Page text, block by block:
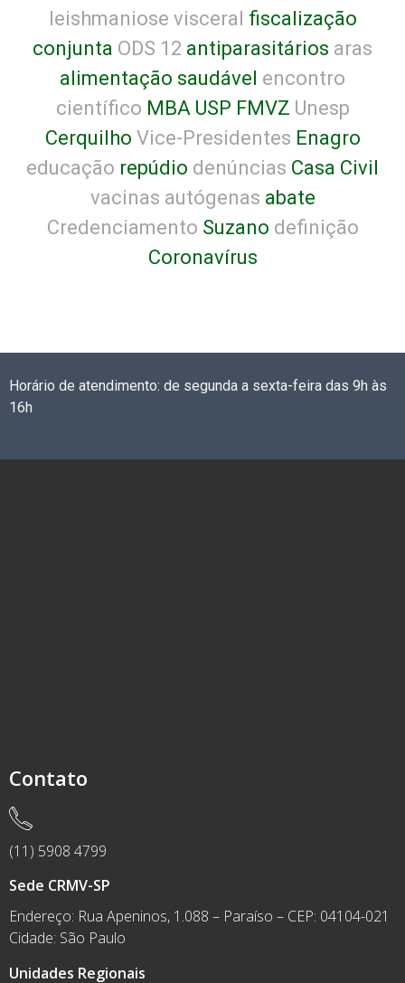
leishmaniose visceral fiscalização
conjunta ODS 12 antiparasitários aras
alimentação saudável encontro
científico MBA USP FMVZ Unesp
Cerquilho Vice-Presidentes Enagro
educação repúdio denúncias Casa Civil
vacinas autógenas abate
Credenciamento Suzano definição
Coronavírus
Horário de atendimento: de segunda a sexta-feira das 9h às
16h
Contato
(11) 5908 4799
Sede CRMV-SP
Endereço: Rua Apeninos, 1.088 – Paraíso – CEP: 04104-021
Cidade: São Paulo
Unidades Regionais